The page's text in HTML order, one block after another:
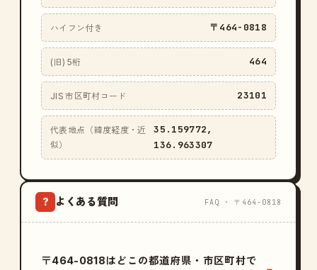
ハイフン付き 〒464-0818
(旧) 5桁 464
JIS 市区町村コード 23101
代表地点（緯度経度・近
似）
35.159772,
136.963307
? よくある質問 FAQ · 〒464-0818
〒464-0818はどこの都道府県・市区町村で